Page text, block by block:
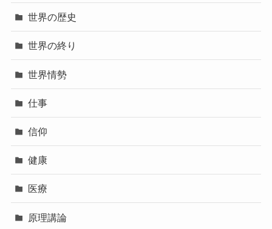
世界の歴史
世界の終り
世界情勢
仕事
信仰
健康
医療
原理講論